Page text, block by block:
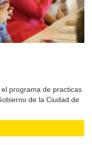
programa de practicas
de la Ciudad de